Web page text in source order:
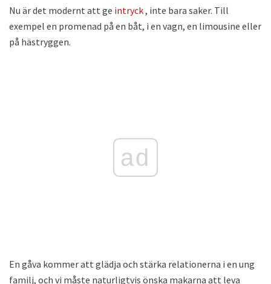
Nu är det modernt att ge intryck, inte bara saker. Till
exempel en promenad på en båt, i en vagn, en limousine eller
på hästryggen.
ad
En gåva kommer att glädja och stärka relationerna i en ung
familj, och vi måste naturligtvis önska makarna att leva